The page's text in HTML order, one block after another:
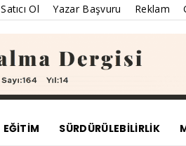
Satıcı Ol Yazar Başvuru Reklam
EĞİTİM SÜRDÜRÜLEBILIRLIK